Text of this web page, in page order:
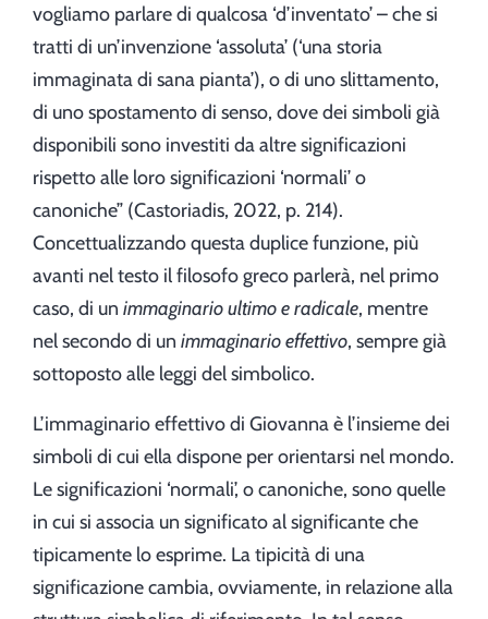
vogliamo parlare di qualcosa ‘d’inventato’ – che si
tratti di un’invenzione ‘assoluta’ (‘una storia
immaginata di sana pianta’), o di uno slittamento,
di uno spostamento di senso, dove dei simboli già
disponibili sono investiti da altre significazioni
rispetto alle loro significazioni ‘normali’ o
canoniche” (Castoriadis, 2022, p. 214).
Concettualizzando questa duplice funzione, più
avanti nel testo il filosofo greco parlerà, nel primo
caso, di un immaginario ultimo e radicale, mentre
nel secondo di un immaginario effettivo, sempre già
sottoposto alle leggi del simbolico.
L’immaginario effettivo di Giovanna è l’insieme dei
simboli di cui ella dispone per orientarsi nel mondo.
Le significazioni ‘normali’, o canoniche, sono quelle
in cui si associa un significato al significante che
tipicamente lo esprime. La tipicità di una
significazione cambia, ovviamente, in relazione alla